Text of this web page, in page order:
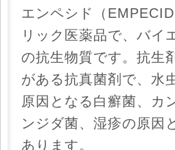
エンペシド（
リック医薬品で、バイ
の抗生物質です。抗生
がある抗真菌剤で、水
原因となる白癬菌、カ
ンジダ菌、湿疹の原因
あります。